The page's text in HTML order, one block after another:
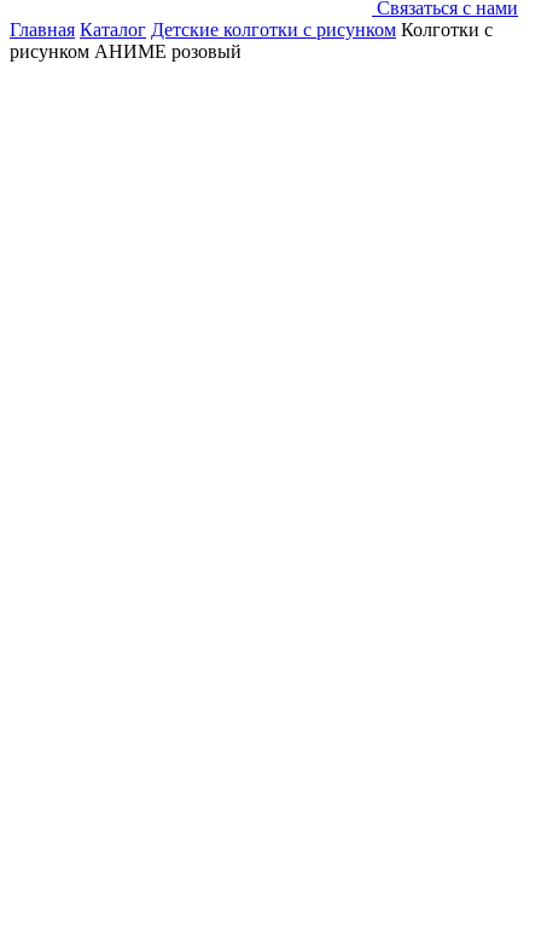
Связаться с нами
Главная Каталог Детские колготки с рисунком Колготки с
рисунком АНИМЕ розовый